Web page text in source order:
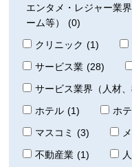
エンタメ・レジャー業
ーム等）
(0)
クリニック (1)
サービス業 (28)
サービス業界（人材
ホテル (1) ホ
マスコミ (3)
不動産業 (1)